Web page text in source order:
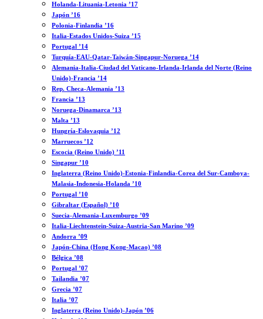
Holanda-Lituania-Letonia ’17
Japón ’16
Polonia-Finlandia ’16
Italia-Estados Unidos-Suiza ’15
Portugal ’14
Turquía-EAU-Qatar-Taiwán-Singapur-Noruega ’14
Alemania-Italia-Ciudad del Vaticano-Irlanda-Irlanda del Norte (Reino
Unido)-Francia ’14
Rep. Checa-Alemania ’13
Francia ’13
Noruega-Dinamarca ’13
Malta ’13
Hungría-Eslovaquia ’12
Marruecos ’12
Escocia (Reino Unido) ’11
Singapur ’10
Inglaterra (Reino Unido)-Estonia-Finlandia-Corea del Sur-Camboya-
Malasia-Indonesia-Holanda ’10
Portugal ’10
Gibraltar (Español) ’10
Suecia-Alemania-Luxemburgo ’09
Italia-Liechtenstein-Suiza-Austria-San Marino ’09
Andorra ’09
Japón-China (Hong Kong-Macao) ’08
Bélgica ’08
Portugal ’07
Tailandia ’07
Grecia ’07
Italia ’07
Inglaterra (Reino Unido)-Japón ’06